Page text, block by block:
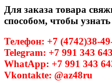
Для заказа товара
способом, чтобы узнать
Телефон: +7 (4742)38-
Telegram: +7 991 343
WhatApp: +7 991 343
Vkontakte: @az48ru